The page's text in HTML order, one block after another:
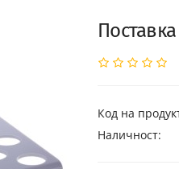
Код на
Наличност: